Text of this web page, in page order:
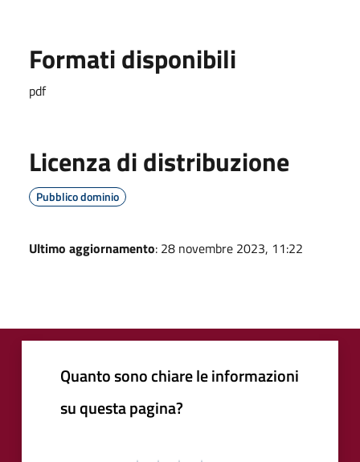
Formati disponibili
pdf
Licenza di distribuzione
Pubblico dominio
Ultimo aggiornamento: 28 novembre 2023, 11:22
Quanto sono chiare le informazioni
su questa pagina?